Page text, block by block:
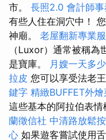
市。 長照2.0 會計師
有些人住在洞穴中！
神廟。 老屋翻新專業
（Luxor）通常被稱
是寶庫。 月嫂一天多
拉皮 您可以享受法老
鍵字 精緻BUFFET外
這些基本的阿拉伯表情
蘭徵信社 中清路放鬆
心 如果遊客嘗試使用